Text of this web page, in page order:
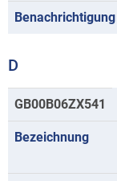
D
Kurse
mit
Anfangsbuchstaben
GB00B06ZX541